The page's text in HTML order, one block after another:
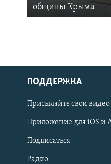
Українською
Qırımtatar
ПРИСОЕДИНЯЙТЕСЬ!
общины Крыма
ПОДДЕРЖКА
Присылайте свои видео
Приложение для iOS и
Подписаться
Радио